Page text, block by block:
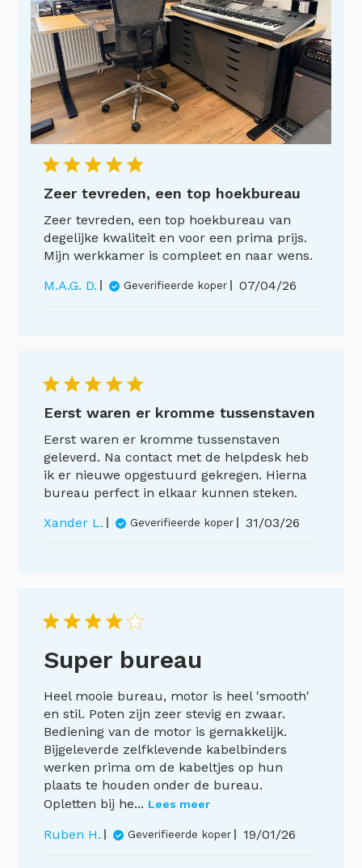
Zeer tevreden, een top hoekbureau
Zeer tevreden, een top hoekbureau van
degelijke kwaliteit en voor een prima prijs.
Mijn werkkamer is compleet en naar wens.
M.A.G. D.
Geverifieerde koper 07/04/26
Eerst waren er kromme tussenstaven
Eerst waren er kromme tussenstaven
geleverd. Na contact met de helpdesk heb
ik er nieuwe opgestuurd gekregen. Hierna
bureau perfect in elkaar kunnen steken.
Xander L.
Geverifieerde koper 31/03/26
Super bureau
Heel mooie bureau, motor is heel 'smooth'
en stil. Poten zijn zeer stevig en zwaar.
Bediening van de motor is gemakkelijk.
Bijgeleverde zelfklevende kabelbinders
werken prima om de kabeltjes op hun
plaats te houden onder de bureau.
Opletten bij he... Lees meer
Ruben H. Geverifieerde koper 19/01/26